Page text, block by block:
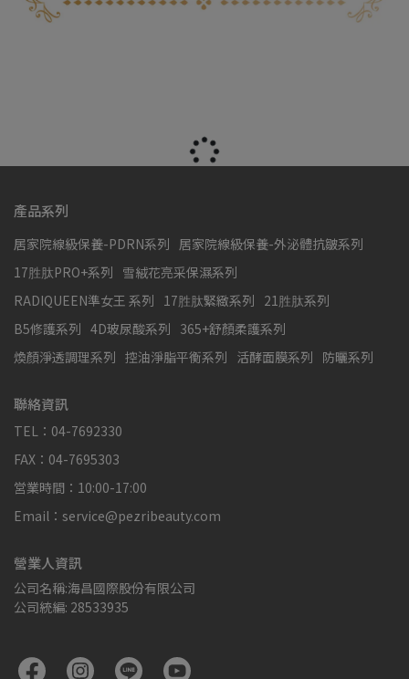
產品系列
居家院線級保養-PDRN系列 居家院線級保養-外泌體抗皺系列
17胜肽PRO+系列 雪絨花亮采保濕系列
RADIQUEEN準女王 系列 17胜肽緊緻系列 21胜肽系列
B5修護系列 4D玻尿酸系列 365+舒顏柔護系列
煥顏淨透調理系列 控油淨脂平衡系列 活酵面膜系列 防曬系列
聯絡資訊
TEL：04-7692330
FAX：04-7695303
営業時間：10:00-17:00
Email：service@pezribeauty.com
營業人資訊
公司名稱:海昌國際股份有限公司
公司統編: 28533935